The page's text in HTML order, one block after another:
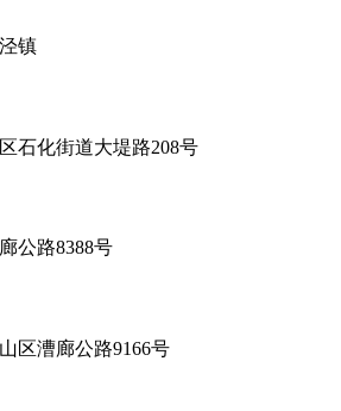
镇
石化街道大堤路208号
公路8388号
区漕廊公路9166号